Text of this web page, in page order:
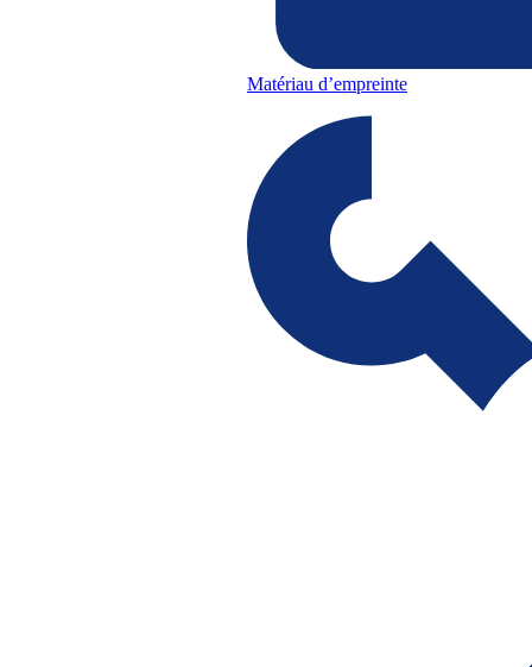
Matériau d’empreinte